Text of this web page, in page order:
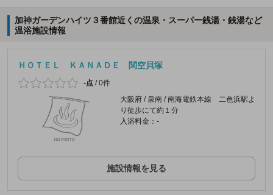
加神ガーデンハイツ３番館近くの温泉・スーパー銭湯・銭湯など
温浴施設情報
ＨＯＴＥＬ ＫＡＮＡＤＥ 関空貝塚
-点 /0件
大阪府 / 泉南 / 南海電鉄本線 二色浜駅よ
り徒歩にて約１分
入浴料金：-
施設情報を見る